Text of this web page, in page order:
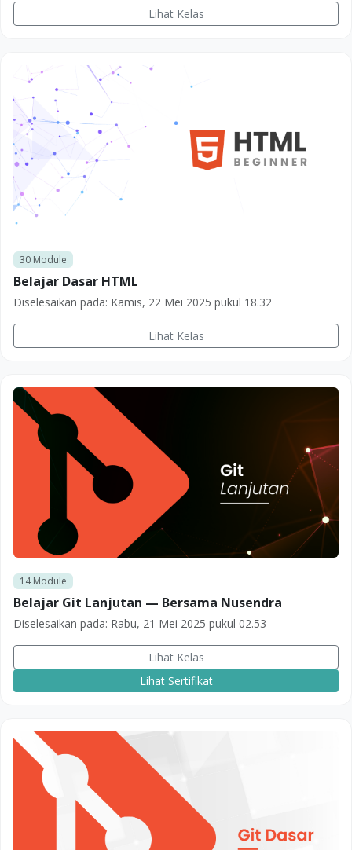
Lihat Kelas
30Module
Belajar Dasar HTML
Diselesaikan pada: Kamis, 22 Mei 2025 pukul 18.32
Lihat Kelas
14Module
Belajar Git Lanjutan — Bersama Nusendra
Diselesaikan pada: Rabu, 21 Mei 2025 pukul 02.53
Lihat Kelas
Lihat Sertifikat